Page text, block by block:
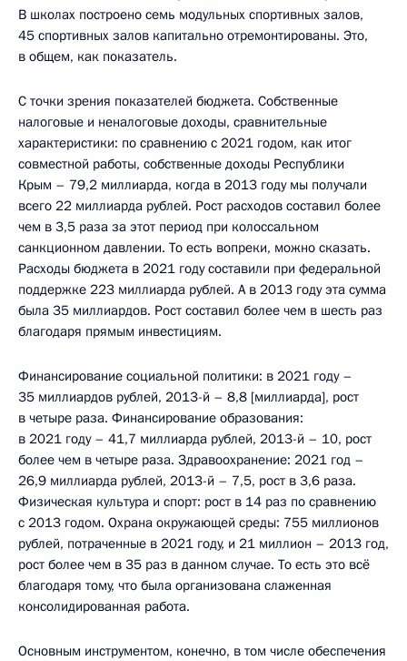
В школах построено семь модульных спортивных залов,
45 спортивных залов капитально отремонтированы. Это,
в общем, как показатель.
С точки зрения показателей бюджета. Собственные
налоговые и неналоговые доходы, сравнительные
характеристики: по сравнению с 2021 годом, как итог
совместной работы, собственные доходы Республики
Крым – 79,2 миллиарда, когда в 2013 году мы получали
всего 22 миллиарда рублей. Рост расходов составил более
чем в 3,5 раза за этот период при колоссальном
санкционном давлении. То есть вопреки, можно сказать.
Расходы бюджета в 2021 году составили при федеральной
поддержке 223 миллиарда рублей. А в 2013 году эта сумма
была 35 миллиардов. Рост составил более чем в шесть раз
благодаря прямым инвестициям.
Финансирование социальной политики: в 2021 году –
35 миллиардов рублей, 2013-й – 8,8 [миллиарда], рост
в четыре раза. Финансирование образования:
в 2021 году – 41,7 миллиарда рублей, 2013-й – 10, рост
более чем в четыре раза. Здравоохранение: 2021 год –
26,9 миллиарда рублей, 2013-й – 7,5, рост в 3,6 раза.
Физическая культура и спорт: рост в 14 раз по сравнению
с 2013 годом. Охрана окружающей среды: 755 миллионов
рублей, потраченные в 2021 году, и 21 миллион – 2013 год,
рост более чем в 35 раз в данном случае. То есть это всё
благодаря тому, что была организована слаженная
консолидированная работа.
Основным инструментом, конечно, в том числе обеспечения